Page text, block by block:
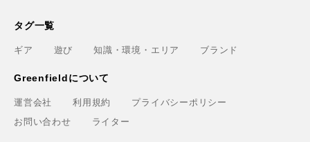
タグ一覧
ギア 遊び 知識・環境・エリア ブランド
Greenfieldについて
運営会社 利用規約
プライバシーポリシー
お問い合わせ
ライター